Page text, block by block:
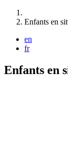
Vous êtes ici :
Enfants en
en
fr
Enfants en